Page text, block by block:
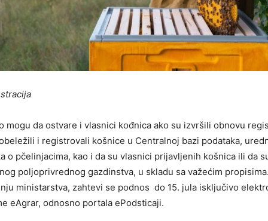
mogu da ostvare i vlasnici kođnica ako su izvršili obnovu
i registrovali košnice u Centralnoj bazi podataka,
o pčelinjacima, kao i da su vlasnici prijavljenih košnica ili da
poljoprivrednog gazdinstva, u skladu sa važećim
ministarstva, zahtevi se podnos do 15. jula isključivo
eAgrar, odnosno portala ePodsticaji.